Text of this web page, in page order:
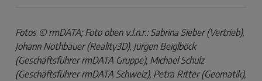
Fotos © rmDATA; Foto oben v.l.n.r.: Sabrina Sieber (Vertrieb),
Johann Nothbauer (Reality3D), Jürgen Beiglböck
(Geschäftsführer rmDATA Gruppe), Michael Schulz
(Geschäftsführer rmDATA Schweiz), Petra Ritter (Geomatik),